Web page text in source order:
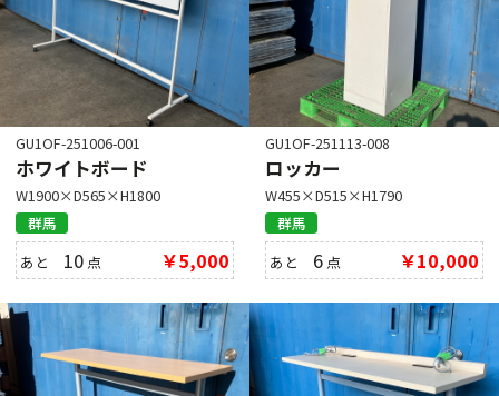
GU1OF-251006-001
ホワイトボード
W1900×D565×H1800
群馬
あと 10 点 ￥5,000
GU1OF-251113-008
ロッカー
W455×D515×H1790
群馬
あと 6 点 ￥10,000